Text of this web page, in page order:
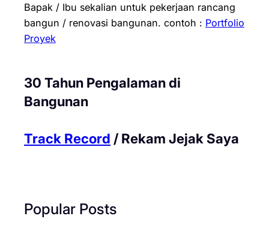
Bapak / Ibu sekalian untuk pekerjaan rancang
bangun / renovasi bangunan. contoh : Portfolio
Proyek
30 Tahun Pengalaman di
Bangunan
Track Record / Rekam Jejak Saya
Popular Posts